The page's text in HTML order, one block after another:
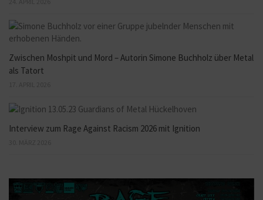
Zwischen Moshpit und Mord – Autorin Simone Buchholz über Metal
als Tatort
Interview zum Rage Against Racism 2026 mit Ignition